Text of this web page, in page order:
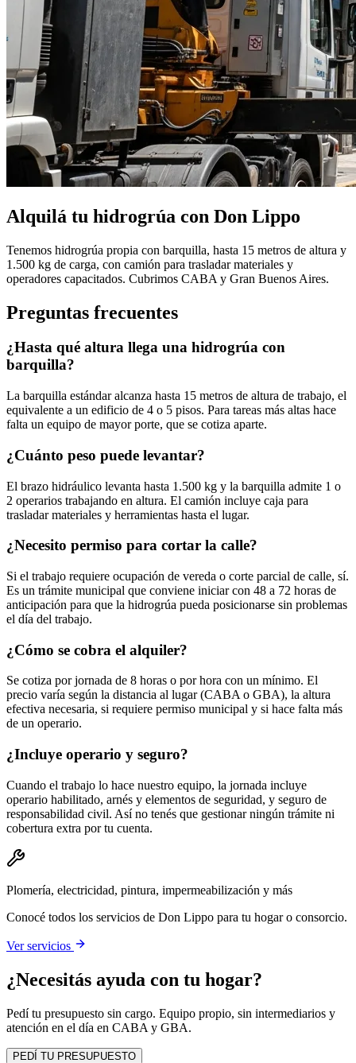
Alquilá tu hidrogrúa con Don Lippo
Tenemos hidrogrúa propia con barquilla, hasta 15 metros de altura y
1.500 kg de carga, con camión para trasladar materiales y
operadores capacitados. Cubrimos CABA y Gran Buenos Aires.
Preguntas frecuentes
¿Hasta qué altura llega una hidrogrúa con
barquilla?
La barquilla estándar alcanza hasta 15 metros de altura de trabajo, el
equivalente a un edificio de 4 o 5 pisos. Para tareas más altas hace
falta un equipo de mayor porte, que se cotiza aparte.
¿Cuánto peso puede levantar?
El brazo hidráulico levanta hasta 1.500 kg y la barquilla admite 1 o
2 operarios trabajando en altura. El camión incluye caja para
trasladar materiales y herramientas hasta el lugar.
¿Necesito permiso para cortar la calle?
Si el trabajo requiere ocupación de vereda o corte parcial de calle, sí.
Es un trámite municipal que conviene iniciar con 48 a 72 horas de
anticipación para que la hidrogrúa pueda posicionarse sin problemas
el día del trabajo.
¿Cómo se cobra el alquiler?
Se cotiza por jornada de 8 horas o por hora con un mínimo. El
precio varía según la distancia al lugar (CABA o GBA), la altura
efectiva necesaria, si requiere permiso municipal y si hace falta más
de un operario.
¿Incluye operario y seguro?
Cuando el trabajo lo hace nuestro equipo, la jornada incluye
operario habilitado, arnés y elementos de seguridad, y seguro de
responsabilidad civil. Así no tenés que gestionar ningún trámite ni
cobertura extra por tu cuenta.
Plomería, electricidad, pintura, impermeabilización y más
Conocé todos los servicios de Don Lippo para tu hogar o consorcio.
Ver servicios
¿Necesitás ayuda con tu hogar?
Pedí tu presupuesto sin cargo. Equipo propio, sin intermediarios y
atención en el día en CABA y GBA.
PEDÍ TU PRESUPUESTO